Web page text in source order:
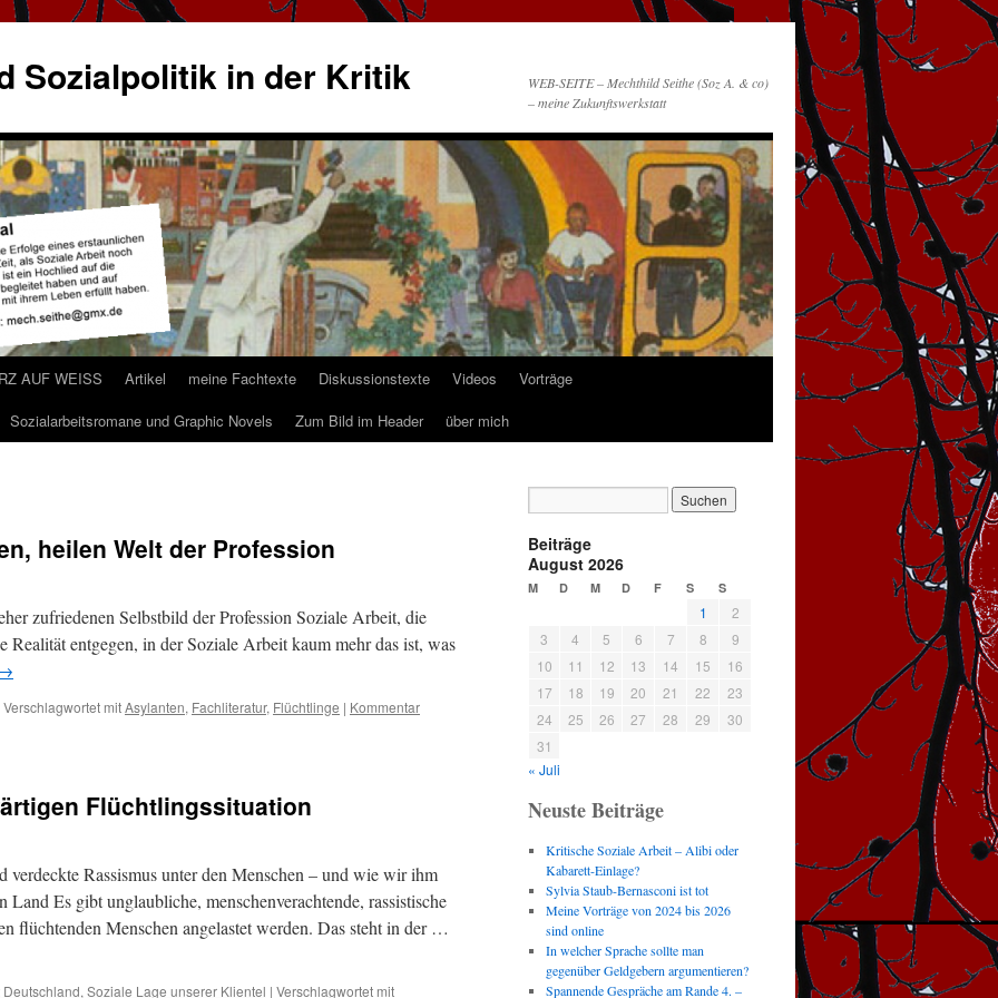
Sozialpolitik in der Kritik
WEB-SEITE – Mechthild Seithe (Soz A. & co)
– meine Zukunftswerkstatt
AUF WEISS Artikel meine Fachtexte Diskussionstexte Videos
Vorträge
Sozialarbeitsromane und Graphic Novels Zum Bild im Header über mich
heilen Welt der Profession
zufriedenen Selbstbild der Profession Soziale Arbeit, die
Realität entgegen, in der Soziale Arbeit kaum mehr das ist, was
Verschlagwortet mitAsylanten, Fachliteratur, Flüchtlinge | Kommentar
Flüchtlingssituation
verdeckte Rassismus unter den Menschen – und wie wir ihm
Land Es gibt unglaubliche, menschenverachtende, rassistische
flüchtenden Menschen angelastet werden. Das steht in der …
, Soziale Lage unserer Klientel | Verschlagwortet mit
Beiträge
August 2026
M D M D F S S
1
2
3
4 5 6 7 8
9
10
11 12 13 14 15
16
17
18 19 20 21 22
23
24
25 26 27 28 29
30
31
« Juli
Neuste Beiträge
Kritische Soziale Arbeit – Alibi oder
Kabarett-Einlage?
Sylvia Staub-Bernasconi ist tot
Meine Vorträge von 2024 bis 2026
sind online
In welcher Sprache sollte man
gegenüber Geldgebern argumentieren?
Spannende Gespräche am Rande 4. –